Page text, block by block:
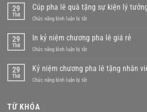
lê
bàn
tặng
29
Th8
Cúp pha lê quà tặng sự kiện lý
Chức năng bình luận bị tắtở
pha
lê
quà
sự
29
Th8
In kỷ niệm chương pha lê giá rẻ
Chức năng bình luận bị tắtở
kỷ
chương
29
Th8
Kỷ niệm chương pha lê tặng nhân
Chức năng bình luận bị tắtở
TỪ KHÓA